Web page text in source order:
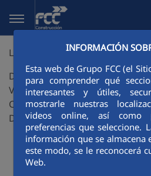
Saltar al contenido principal
INFORMACIÓN
Esta web de Grupo FCC (el
para comprender qué
interesantes y útiles,
mostrarle nuestras
videos online, así como
preferencias que seleccione.
información que se almacena
este modo, se le reconocerá
Web.
LOPCAR
DISEÑO Y DESARROLLO DE
VALORIZACIÓN DE LODOS DE
CIVIL: APLICACIÓN EN
DE CARRETERAS.